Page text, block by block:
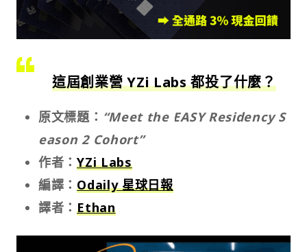
這屆創業營 YZi Labs 都投了什麼？
原文標題： “Meet the EASY Residency S
eason 2 Cohort”
作者：YZi Labs
編譯：Odaily 星球日報
譯者：Ethan